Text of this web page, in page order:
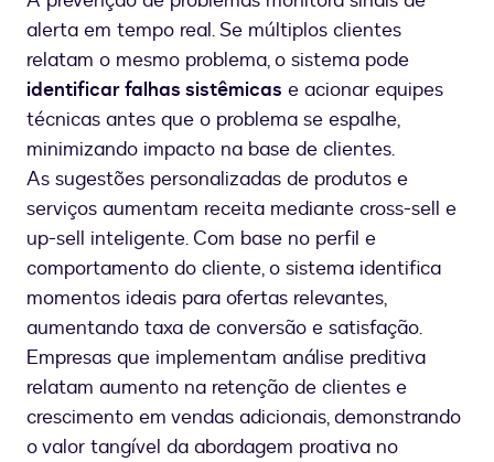
alerta em tempo real. Se múltiplos clientes
relatam o mesmo problema, o sistema pode
identificar falhas sistêmicas e acionar equipes
técnicas antes que o problema se espalhe,
minimizando impacto na base de clientes.
As sugestões personalizadas de produtos e
serviços aumentam receita mediante cross-sell e
up-sell inteligente. Com base no perfil e
comportamento do cliente, o sistema identifica
momentos ideais para ofertas relevantes,
aumentando taxa de conversão e satisfação.
Empresas que implementam análise preditiva
relatam aumento na retenção de clientes e
crescimento em vendas adicionais, demonstrando
o valor tangível da abordagem proativa no